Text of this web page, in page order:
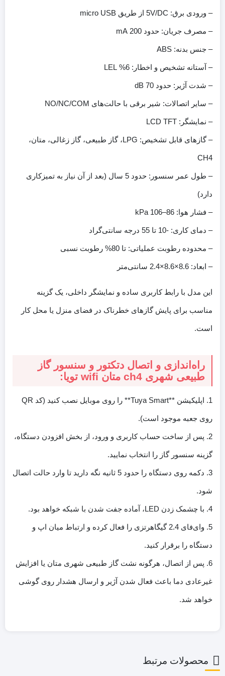
– ورودی برق: 5V/DC از طریق micro USB
– مصرف جریان: حدود 200 mA
– جنس بدنه: ABS
– آستانه تشخیص و اخطار: 6% LEL
– شدت آژیر: حدود 70 dB
– سایر اتصالات: شیر برقی با حالت‌های NO/NC/COM
– نمایشگر: LCD TFT
– گازهای قابل تشخیص: LPG، گاز طبیعی، گاز زغالی، متان،
CH4
– طول عمر سنسور: حدود 5 سال (بعد از آن نیاز به تمیزکاری
دارد)
– فشار هوا: 86–106 kPa
– دمای کاری: -10 تا 55 درجه سانتی‌گراد
– محدوده رطوبت عملیاتی: تا 80% رطوبت نسبی
– ابعاد: 8.6×8.6×2.4 سانتی‌متر
این مدل با رابط کاربری ساده و نمایشگر داخلی، یک گزینه
مناسب برای پایش گازهای خطرناک در فضای منزل یا محل کار
است.
راه‌اندازی و اتصال دتکتور و سنسور گاز
طبیعی شهری ch4 متان wifi تویا:
1. اپلیکیشن **Tuya Smart** را روی موبایل نصب کنید (کد QR
روی جعبه موجود است).
2. پس از ساخت حساب کاربری و ورود، از بخش افزودن دستگاه،
گزینه سنسور گاز را انتخاب نمایید.
3. دکمه روی دستگاه را حدود 5 ثانیه نگه دارید تا وارد حالت اتصال
شود.
4. با چشمک زدن LED، آماده جفت شدن با شبکه خواهد بود.
5. وای‌فای 2.4 گیگاهرتزی را فعال کرده و ارتباط میان اپ و
دستگاه را برقرار کنید.
6. پس از اتصال، هرگونه نشت گاز طبیعی شهری متان یا افزایش
غیرعادی دما باعث فعال شدن آژیر و ارسال هشدار روی گوشی
خواهد شد.
محصولات مرتبط